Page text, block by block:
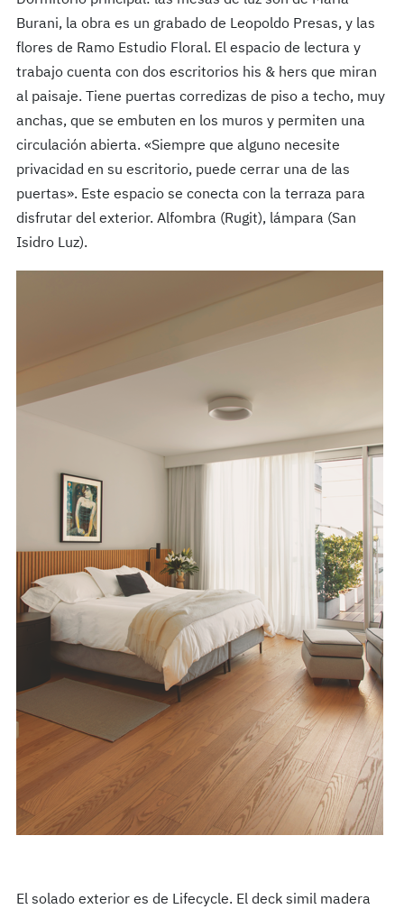
Burani, la obra es un grabado de Leopoldo Presas, y las
flores de Ramo Estudio Floral. El espacio de lectura y
trabajo cuenta con dos escritorios his & hers que miran
al paisaje. Tiene puertas corredizas de piso a techo, muy
anchas, que se embuten en los muros y permiten una
circulación abierta. «Siempre que alguno necesite
privacidad en su escritorio, puede cerrar una de las
puertas». Este espacio se conecta con la terraza para
disfrutar del exterior. Alfombra (Rugit), lámpara (San
Isidro Luz).
El solado exterior es de Lifecycle. El deck simil madera